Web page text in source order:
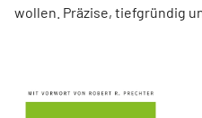
wollen. Präzise, tiefgründig